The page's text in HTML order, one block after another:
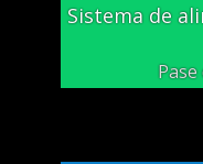
Sistema de